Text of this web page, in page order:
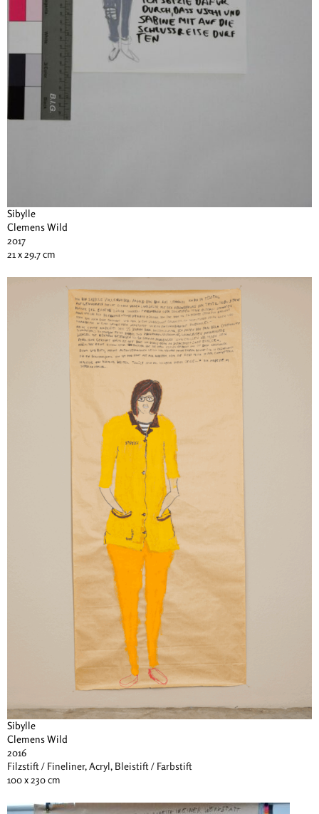
Sibylle
Clemens Wild
2017
21 x 29.7 cm
Sibylle
Clemens Wild
2016
Filzstift / Fineliner, Acryl, Bleistift / Farbstift
100 x 230 cm